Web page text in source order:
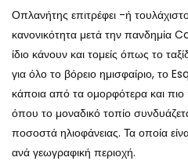
Οπλανήτης επιτρέφει -ή
κανονικότητα μετά την πανδημία
ίδιο κάνουν και τομείς όπως το
για όλο το βόρειο ημισφαίριο, το
κάποια από τα ομορφότερα και
όπου το μοναδικό τοπίο
ποσοστά ηλιοφάνειας. Τα οποία
ανά γεωγραφική περιοχή.